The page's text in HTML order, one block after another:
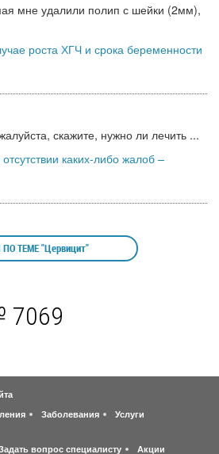
мне удалили полип с шейки (2мм),
роста ХГЧ и срока беременности
скажите, нужно ли лечить ...
каких-либо жалоб –
ТЕМЕ "Цервицит"
Заболевания
Услуги
вопрос специалисту Акции